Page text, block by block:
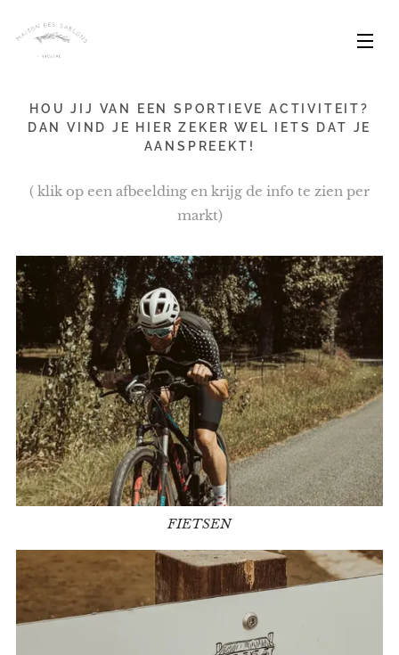
HOU JIJ VAN EEN SPORTIEVE ACTIVITEIT?
DAN VIND JE HIER ZEKER WEL IETS DAT JE
AANSPREEKT!
( klik op een afbeelding en krijg de info te zien per
markt)
FIETSEN